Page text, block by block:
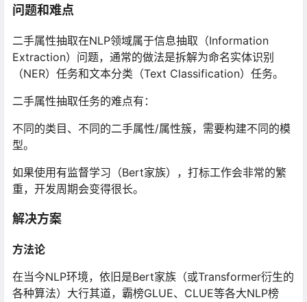
问题和难点
二手属性抽取在NLP领域属于信息抽取（Information
Extraction）问题，通常的做法是拆解为命名实体识别
（NER）任务和文本分类（Text Classification）任务。
二手属性抽取任务的难点有：
不同的类目、不同的二手属性/属性簇，需要构建不同的模
型。
如果使用有监督学习（Bert家族），打标工作会非常的繁
重，开发周期会变得很长。
解决方案
方法论
在当今NLP环境，依旧是Bert家族（或Transformer衍生的
各种算法）大行其道，霸榜GLUE、CLUE等各大NLP榜